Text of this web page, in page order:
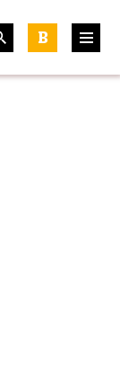
B